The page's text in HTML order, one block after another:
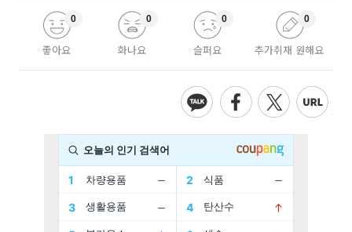
좋아요
0
화나요
0
슬퍼요
0
추가취재 원해요
0